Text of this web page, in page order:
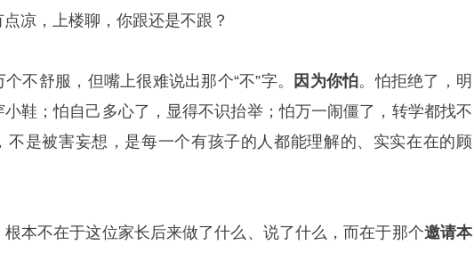
凉，上楼聊，你跟还是不跟？
不舒服，但嘴上很难说出那个“不”字。 因为你怕。怕拒绝了，明
鞋；怕自己多心了，显得不识抬举；怕万一闹僵了，转学都找不
不是被害妄想，是每一个有孩子的人都能理解的、实实在在的顾
本不在于这位家长后来做了什么、说了什么，而在于那个邀请本